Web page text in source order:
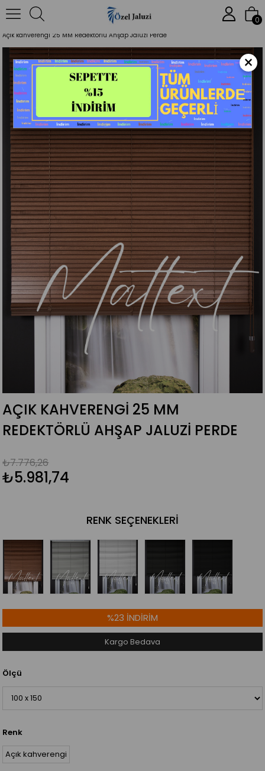
0
Anasayfa Redektörlü Jaluzi
Açık kahverengi 25 MM Redektörlü Ahşap Jaluzi Perde
AÇIK KAHVERENGI 25 MM
REDEKTÖRLÜ AHŞAP JALUZI PERDE
₺7.776,26
₺5.981,74
RENK SEÇENEKLERI
%23 İNDIRIM
Kargo Bedava
Ölçü
Renk
Açık kahverengi
×